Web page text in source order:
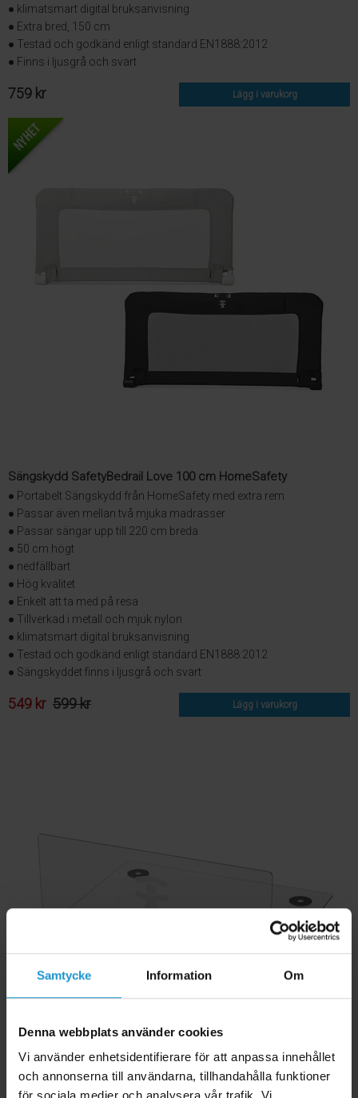
Samtycke Information Om
Denna webbplats använder cookies
Vi använder enhetsidentifierare för att anpassa innehållet
och annonserna till användarna, tillhandahålla funktioner
● klimatsmart digital bruksanvisning
● Extra bred, 150 cm
● Testad och godkänd enligt standard EN1888:2012
● Finns i ljusgrå och svart
759 kr Lägg i varukorg
Sängskydd SafetyBedrail Love 100 cm HomeSafety
● Portabelt Sängskydd från HomeSafety med extra rem
● Passar även mellan två mjuka madrasser
● Passar sängar upp till 220 cm breda
● 50 cm högt
● nedfällbart
● Hög kvalitet
● Enkelt att ta med på resa
● Tillverkad i metall och mjuk nylon
● klimatsmart digital bruksanvisning
● Testad och godkänd enligt standard EN1888:2012
● Sängskyddet finns i ljusgrå och svart
549 kr 599 kr Lägg i varukorg
Fallskydd skötbord SafetyBedrail Nova HomeSafety